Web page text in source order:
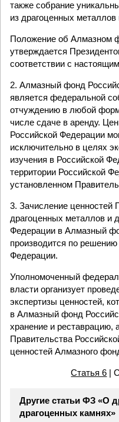
также собрание
из драгоценных
Положение об Алмазном
утверждается
соответствии с
2. Алмазный фонд
является федеральной
отчуждению в любой
числе сдаче в аренду.
Российской Федерации
исключительно в целях
изучения в Российской
территории Российской
установленном
3. Зачисление ценностей
драгоценных металлов и
Федерации в Алмазный
производится по
Федерации.
Уполномоченный
власти организует
экспертизы ценностей,
в Алмазный фонд
хранение и реставрацию,
Правительства
ценностей Алмазного
Статья 6 |
Другие статьи ФЗ «О
драгоценных камнях»